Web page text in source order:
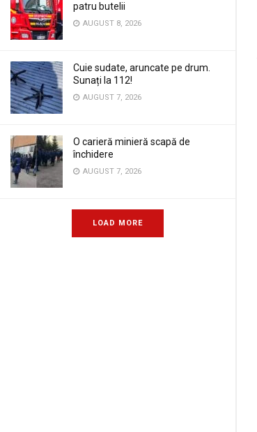
patru butelii
AUGUST 8, 2026
Cuie sudate, aruncate pe drum.
Sunați la 112!
AUGUST 7, 2026
O carieră minieră scapă de
închidere
AUGUST 7, 2026
LOAD MORE